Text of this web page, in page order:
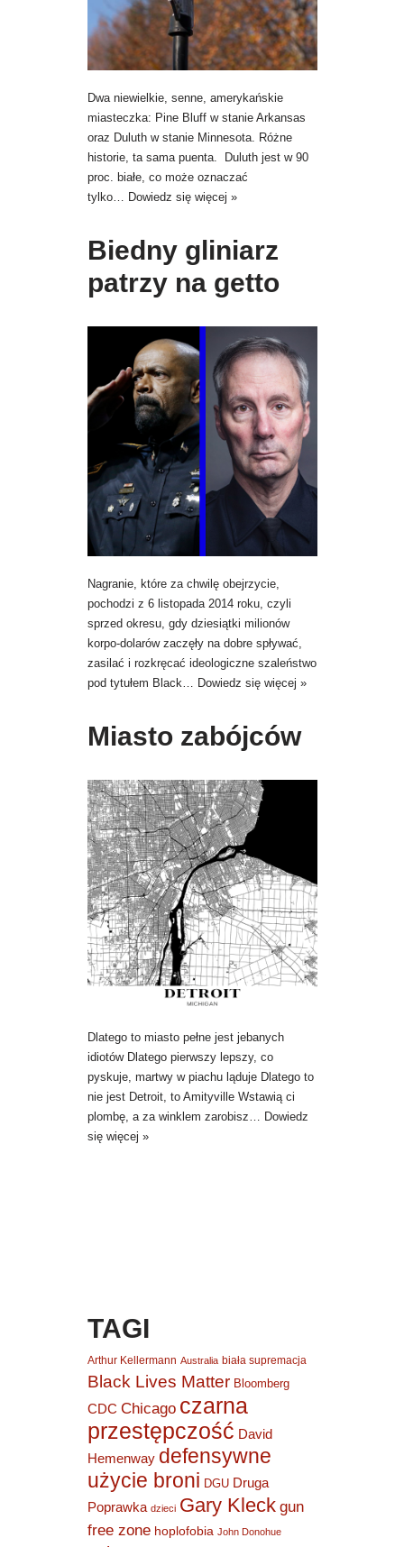
Dwa niewielkie, senne, amerykańskie
miasteczka: Pine Bluff w stanie Arkansas
oraz Duluth w stanie Minnesota. Różne
historie, ta sama puenta. Duluth jest w 90
proc. białe, co może oznaczać
tylko…
Dowiedz się więcej »
Biedny gliniarz
patrzy na getto
Nagranie, które za chwilę obejrzycie,
pochodzi z 6 listopada 2014 roku, czyli
sprzed okresu, gdy dziesiątki milionów
korpo-dolarów zaczęły na dobre spływać,
zasilać i rozkręcać ideologiczne szaleństwo
pod tytułem Black…
Dowiedz się więcej »
Miasto zabójców
Dlatego to miasto pełne jest jebanych
idiotów Dlatego pierwszy lepszy, co
pyskuje, martwy w piachu ląduje Dlatego to
nie jest Detroit, to Amityville Wstawią ci
plombę, a za winklem zarobisz…
Dowiedz
się więcej »
TAGI
Arthur Kellermann Australia biała supremacja
Black Lives Matter Bloomberg
CDC Chicago czarna
przestępczość David
Hemenway defensywne
użycie broni DGU Druga
Poprawka dzieci Gary Kleck gun
free zone hoplofobia John Donohue